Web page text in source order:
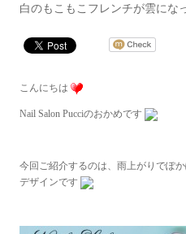
白のもこもこフレンチが雲にな
こんにちは
Nail Salon Pucciのおかめです
今回ご紹介するのは、雨上がりでぽ
デザインです